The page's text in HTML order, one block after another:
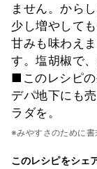
ません。から
少し増やして
甘みも味わえ
す。塩胡椒で
■このレシピの
デパ地下にも
ラダを。
※みやすさのために書
このレシピをシェ